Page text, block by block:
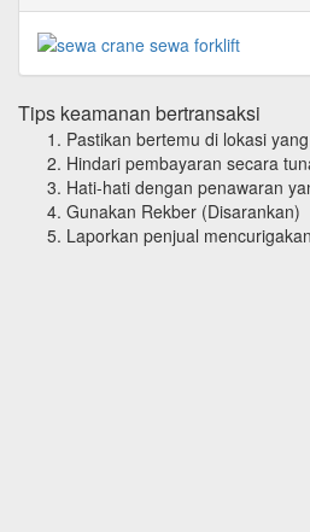
Tips keamanan bertransaksi
Pastikan bertemu di lokasi
Hindari pembayaran secara
Hati-hati dengan penawaran
Gunakan Rekber (Disarankan)
Laporkan penjual